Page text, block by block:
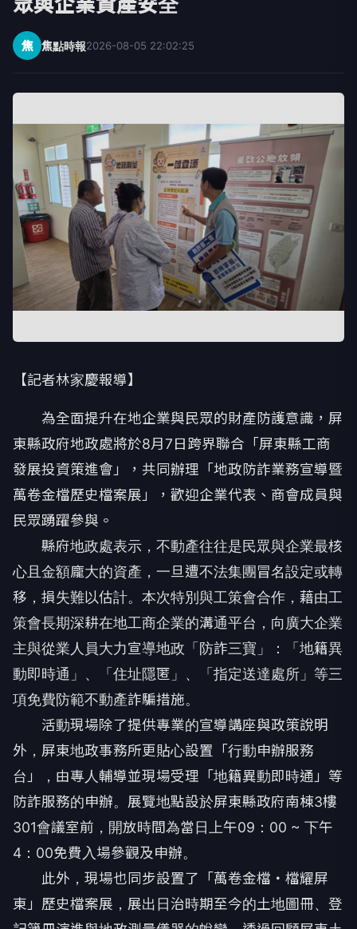
焦 焦點時報2026-08-05 22:02:25
【記者林家慶報導】
為全面提升在地企業與民眾的財產防護意識，屏
東縣政府地政處將於8月7日跨界聯合「屏東縣工商
發展投資策進會」，共同辦理「地政防詐業務宣導暨
萬卷金檔歷史檔案展」，歡迎企業代表、商會成員與
民眾踴躍參與。
縣府地政處表示，不動產往往是民眾與企業最核
心且金額龐大的資產，一旦遭不法集團冒名設定或轉
移，損失難以估計。本次特別與工策會合作，藉由工
策會長期深耕在地工商企業的溝通平台，向廣大企業
主與從業人員大力宣導地政「防詐三寶」：「地籍異
動即時通」、「住址隱匿」、「指定送達處所」等三
項免費防範不動產詐騙措施。
活動現場除了提供專業的宣導講座與政策說明
外，屏東地政事務所更貼心設置「行動申辦服務
台」，由專人輔導並現場受理「地籍異動即時通」等
防詐服務的申辦。展覽地點設於屏東縣政府南棟3樓
301會議室前，開放時間為當日上午09：00 ~ 下午
4：00免費入場參觀及申辦。
此外，現場也同步設置了「萬卷金檔・檔耀屏
東」歷史檔案展，展出日治時期至今的土地圖冊、登